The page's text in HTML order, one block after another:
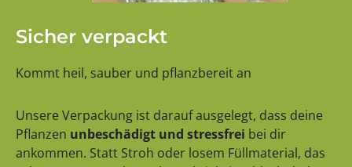
Sicher verpackt
Kommt heil, sauber und pflanzbereit an
Unsere Verpackung ist darauf ausgelegt, dass deine
Pflanzen unbeschädigt und stressfrei bei dir
ankommen. Statt Stroh oder losem Füllmaterial, das